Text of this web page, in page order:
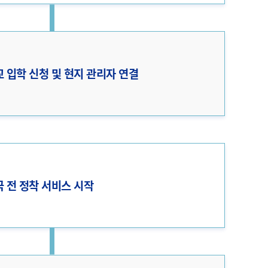
입학 신청 및 현지 관리자 연결
전 정착 서비스 시작